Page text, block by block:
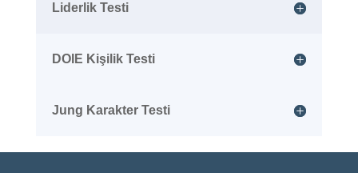
Liderlik Testi
DOIE Kişilik Testi
Jung Karakter Testi